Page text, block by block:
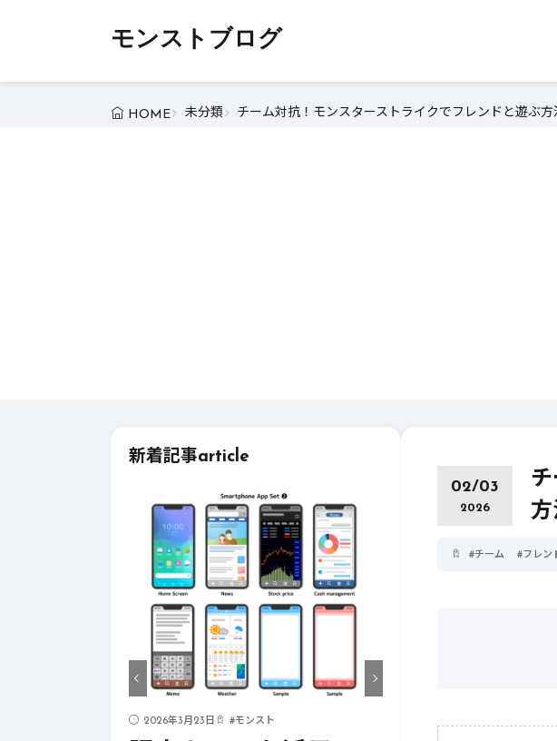
モンストブログ
HOME 未分類 チーム対抗！モンスターストライクでフレンドと遊ぶ
新着記事article
2026年3月23日 #モンスト
02/03
2026
#チーム #フレン